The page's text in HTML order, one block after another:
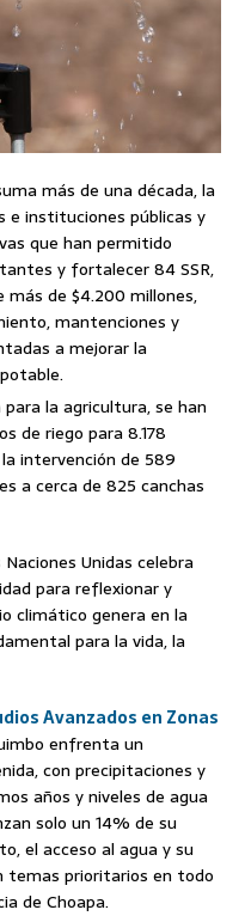
más de una década, la
e instituciones públicas y
que han permitido
y fortalecer 84 SSR,
más de $4.200 millones,
mantenciones y
a mejorar la
la agricultura, se han
de riego para 8.178
intervención de 589
a cerca de 825 canchas
Unidas celebra
para reflexionar y
climático genera en la
para la vida, la
Avanzados en Zonas
enfrenta un
con precipitaciones y
años y niveles de agua
solo un 14% de su
el acceso al agua y su
temas prioritarios en todo
de Choapa.